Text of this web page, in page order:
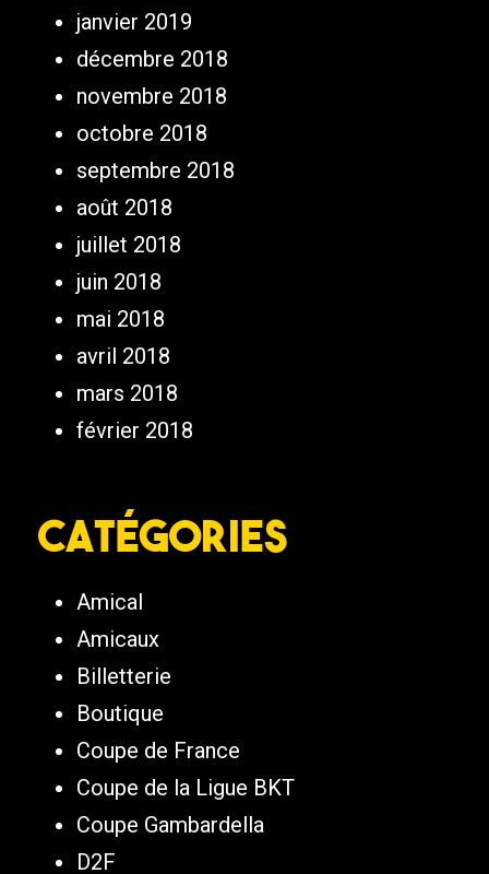
janvier 2019
décembre 2018
novembre 2018
octobre 2018
septembre 2018
août 2018
juillet 2018
juin 2018
mai 2018
avril 2018
mars 2018
février 2018
Catégories
Amical
Amicaux
Billetterie
Boutique
Coupe de France
Coupe de la Ligue BKT
Coupe Gambardella
D2F